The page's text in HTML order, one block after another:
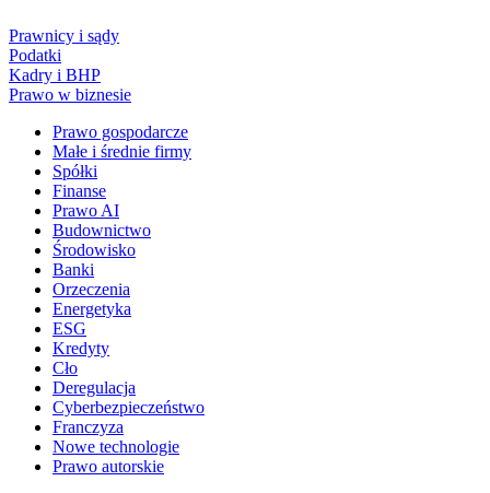
Prawnicy i sądy
Podatki
Kadry i BHP
Prawo w biznesie
Prawo gospodarcze
Małe i średnie firmy
Spółki
Finanse
Prawo AI
Budownictwo
Środowisko
Banki
Orzeczenia
Energetyka
ESG
Kredyty
Cło
Deregulacja
Cyberbezpieczeństwo
Franczyza
Nowe technologie
Prawo autorskie